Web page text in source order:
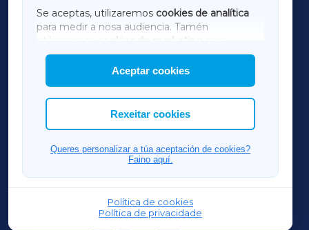
Se aceptas, utilizaremos cookies de analítica
para medir a nosa audiencia. Tamén
utilizaremos
cookies de marketing
mostrar publicidade de terceiros.
Así mesmo, podes personalizar a elección das
cookies que desexas permitir.
Aceptar cookies
Rexeitar cookies
Queres personalizar a túa aceptación de cookies?
Faino aquí.
Política de cookies
Política de privacidade
AMARIÑAXA
RIBEIRASACRAXA
ACORUÑAXA
FERROLXA
OURENSEXA